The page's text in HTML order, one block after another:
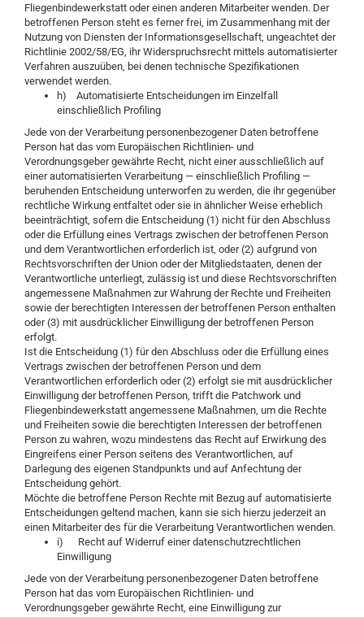
Fliegenbindewerkstatt oder einen anderen Mitarbeiter wenden. Der
betroffenen Person steht es ferner frei, im Zusammenhang mit der
Nutzung von Diensten der Informationsgesellschaft, ungeachtet der
Richtlinie 2002/58/EG, ihr Widerspruchsrecht mittels automatisierter
Verfahren auszuüben, bei denen technische Spezifikationen
verwendet werden.
h) Automatisierte Entscheidungen im Einzelfall
einschließlich Profiling
Jede von der Verarbeitung personenbezogener Daten betroffene
Person hat das vom Europäischen Richtlinien- und
Verordnungsgeber gewährte Recht, nicht einer ausschließlich auf
einer automatisierten Verarbeitung — einschließlich Profiling —
beruhenden Entscheidung unterworfen zu werden, die ihr gegenüber
rechtliche Wirkung entfaltet oder sie in ähnlicher Weise erheblich
beeinträchtigt, sofern die Entscheidung (1) nicht für den Abschluss
oder die Erfüllung eines Vertrags zwischen der betroffenen Person
und dem Verantwortlichen erforderlich ist, oder (2) aufgrund von
Rechtsvorschriften der Union oder der Mitgliedstaaten, denen der
Verantwortliche unterliegt, zulässig ist und diese Rechtsvorschriften
angemessene Maßnahmen zur Wahrung der Rechte und Freiheiten
sowie der berechtigten Interessen der betroffenen Person enthalten
oder (3) mit ausdrücklicher Einwilligung der betroffenen Person
erfolgt.
Ist die Entscheidung (1) für den Abschluss oder die Erfüllung eines
Vertrags zwischen der betroffenen Person und dem
Verantwortlichen erforderlich oder (2) erfolgt sie mit ausdrücklicher
Einwilligung der betroffenen Person, trifft die Patchwork und
Fliegenbindewerkstatt angemessene Maßnahmen, um die Rechte
und Freiheiten sowie die berechtigten Interessen der betroffenen
Person zu wahren, wozu mindestens das Recht auf Erwirkung des
Eingreifens einer Person seitens des Verantwortlichen, auf
Darlegung des eigenen Standpunkts und auf Anfechtung der
Entscheidung gehört.
Möchte die betroffene Person Rechte mit Bezug auf automatisierte
Entscheidungen geltend machen, kann sie sich hierzu jederzeit an
einen Mitarbeiter des für die Verarbeitung Verantwortlichen wenden.
i) Recht auf Widerruf einer datenschutzrechtlichen
Einwilligung
Jede von der Verarbeitung personenbezogener Daten betroffene
Person hat das vom Europäischen Richtlinien- und
Verordnungsgeber gewährte Recht, eine Einwilligung zur